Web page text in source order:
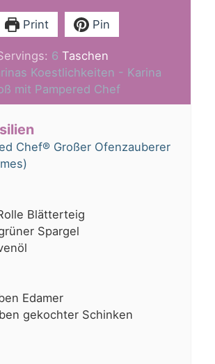
Print Pin
6 Taschen
Koestlichkeiten - Karina
mit Pampered Chef
Chef® Großer Ofenzauberer
Blätterteig
Spargel
Edamer
gekochter Schinken